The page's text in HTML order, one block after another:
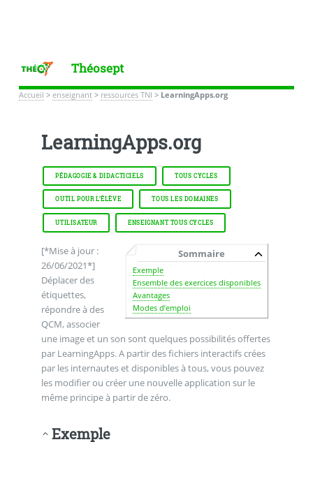
Théosept
Accueil > enseignant> ressources TNI > LearningApps.org
LearningApps.org
PÉDAGOGIE & DIDACTICIELS TOUS CYCLES
OUTIL POUR L’ÉLÈVE TOUS LES DOMAINES
UTILISATEUR ENSEIGNANT TOUS CYCLES
Sommaire
Exemple
Ensemble des exercices disponibles
Avantages
Modes d’emploi
[*Mise à jour :
26/06/2021*]
Déplacer des
étiquettes,
répondre à des
QCM, associer
une image et un son sont quelques possibilités offertes
par LearningApps. A partir des fichiers interactifs crées
par les internautes et disponibles à tous, vous pouvez
les modifier ou créer une nouvelle application sur le
même principe à partir de zéro.
Exemple